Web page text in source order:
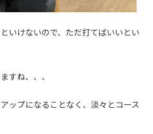
いけないので、ただ打てばいいとい
すね、、、
ップになることなく、淡々とコース